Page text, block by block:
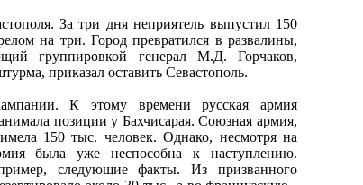
За три дня неприятель выпустил 150
на три. Город превратился в развалины,
группировкой генерал М.Д. Горчаков,
приказал оставить Севастополь.
К этому времени русская ар­мия
позиции у Бахчисарая. Союзная армия,
150 тыс. человек. Однако, несмотря на
была уже неспособна к наступлению.
следующие факты. Из призванного